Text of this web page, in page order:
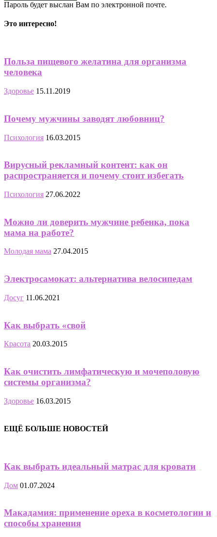
Пароль будет выслан Вам по электронной почте.
Это интересно!
Польза пищевого желатина для организма
человека
Здоровье 15.11.2019
Почему мужчины заводят любовниц?
Психология 16.03.2015
Вирусный рекламный контент: как он
распространяется и почему стоит избегать
Психология 27.06.2022
Можно ли доверить мужчине ребенка, пока
мама на работе?
Молодая мама 27.04.2015
Электросамокат: альтернатива велосипедам
Досуг 11.06.2021
Как выбрать «свой
Красота 20.03.2015
Как очистить лимфатическую и мочеполовую
системы организма?
Здоровье 16.03.2015
ЕЩЁ БОЛЬШЕ НОВОСТЕЙ
Как выбрать идеальный матрас для кровати
Дом 01.07.2024
Макадамия: применение ореха в косметологии и
способы хранения